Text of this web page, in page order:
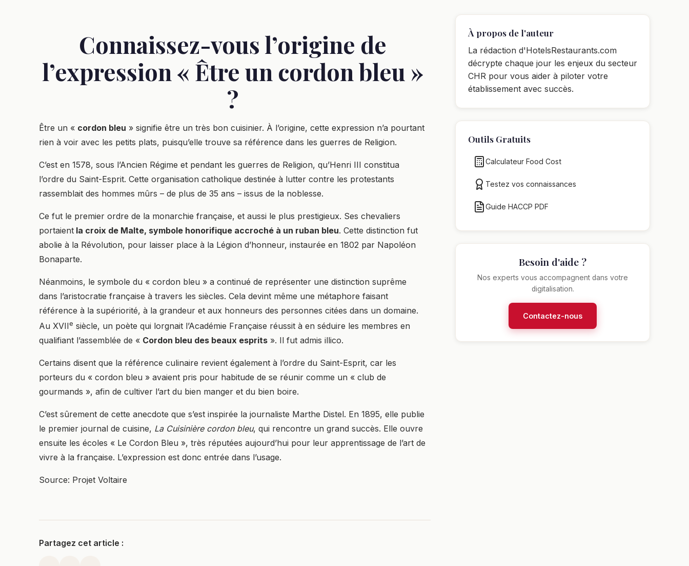
Connaissez-vous l’origine de
l’expression « Être un cordon bleu »
?
Être un « cordon bleu » signifie être un très bon cuisinier. À l’origine, cette expression n’a pourtant
rien à voir avec les petits plats, puisqu’elle trouve sa référence dans les guerres de Religion.
C’est en 1578, sous l’Ancien Régime et pendant les guerres de Religion, qu’Henri III constitua
l’ordre du Saint-Esprit. Cette organisation catholique destinée à lutter contre les protestants
rassemblait des hommes mûrs – de plus de 35 ans – issus de la noblesse.
Ce fut le premier ordre de la monarchie française, et aussi le plus prestigieux. Ses chevaliers
portaient la croix de Malte, symbole honorifique accroché à un ruban bleu. Cette distinction fut
abolie à la Révolution, pour laisser place à la Légion d’honneur, instaurée en 1802 par Napoléon
Bonaparte.
Néanmoins, le symbole du « cordon bleu » a continué de représenter une distinction suprême
dans l’aristocratie française à travers les siècles. Cela devint même une métaphore faisant
référence à la supériorité, à la grandeur et aux honneurs des personnes citées dans un domaine.
Au XVIIe siècle, un poète qui lorgnait l’Académie Française réussit à en séduire les membres en
qualifiant l’assemblée de « Cordon bleu des beaux esprits ». Il fut admis illico.
Certains disent que la référence culinaire revient également à l’ordre du Saint-Esprit, car les
porteurs du « cordon bleu » avaient pris pour habitude de se réunir comme un « club de
gourmands », afin de cultiver l’art du bien manger et du bien boire.
C’est sûrement de cette anecdote que s’est inspirée la journaliste Marthe Distel. En 1895, elle publie
le premier journal de cuisine, La Cuisinière cordon bleu, qui rencontre un grand succès. Elle ouvre
ensuite les écoles « Le Cordon Bleu », très réputées aujourd’hui pour leur apprentissage de l’art de
vivre à la française. L’expression est donc entrée dans l’usage.
Source: Projet Voltaire
Partagez cet article :
À propos de l'auteur
La rédaction d'HotelsRestaurants.com
décrypte chaque jour les enjeux du secteur
CHR pour vous aider à piloter votre
établissement avec succès.
Outils Gratuits
Calculateur Food Cost
Testez vos connaissances
Guide HACCP PDF
Besoin d'aide ?
Nos experts vous accompagnent dans votre
digitalisation.
Contactez-nous